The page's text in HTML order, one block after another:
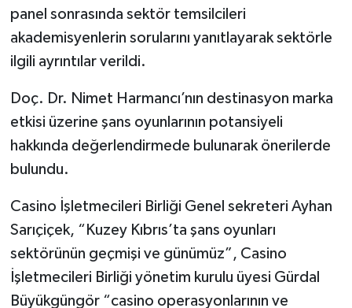
panel sonrasında sektör temsilcileri
akademisyenlerin sorularını yanıtlayarak sektörle
ilgili ayrıntılar verildi.
Doç. Dr. Nimet Harmancı’nın destinasyon marka
etkisi üzerine şans oyunlarının potansiyeli
hakkında değerlendirmede bulunarak önerilerde
bulundu.
Casino İşletmecileri Birliği Genel sekreteri Ayhan
Sarıçiçek, “Kuzey Kıbrıs’ta şans oyunları
sektörünün geçmişi ve günümüz”, Casino
İşletmecileri Birliği yönetim kurulu üyesi Gürdal
Büyükgüngör “casino operasyonlarının ve